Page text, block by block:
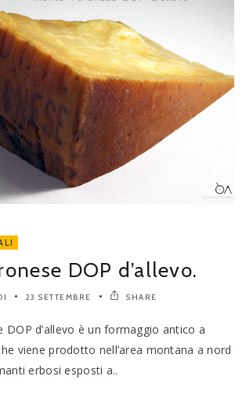
DOP d’allevo.
23 SETTEMBRE SHARE
DOP d’allevo è un formaggio antico a
viene prodotto nell’area montana a nord
erbosi esposti a..